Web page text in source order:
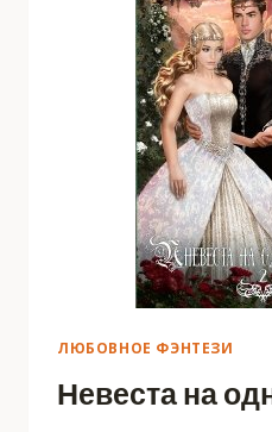
ЛЮБОВНОЕ ФЭНТЕЗИ
Невеста на